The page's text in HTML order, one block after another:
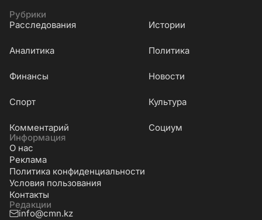
Рубрики
Расследования
Истории
Аналитика Политика
Финансы Новости
Cпорт Культура
Комментарий
Социум
Информация
О нас
Реклама
Политика конфиденциальности
Условия пользования
Контакты
Редакции
info@cmn.kz